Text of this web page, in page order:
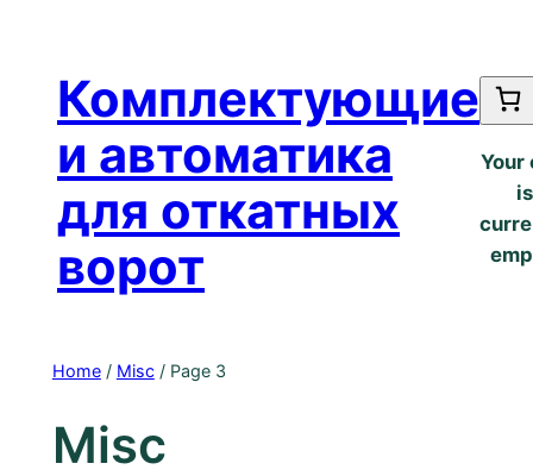
содержимому
Комплектующие
и автоматика
для откатных
ворот
Your
is
Home/ Misc/ Page 3
Misc